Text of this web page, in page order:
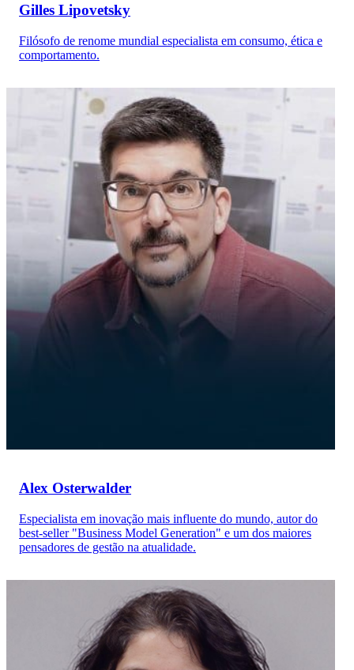
Gilles Lipovetsky
Filósofo de renome mundial especialista em consumo, ética e
comportamento.
Alex Osterwalder
Especialista em inovação mais influente do mundo, autor do
best-seller "Business Model Generation" e um dos maiores
pensadores de gestão na atualidade.